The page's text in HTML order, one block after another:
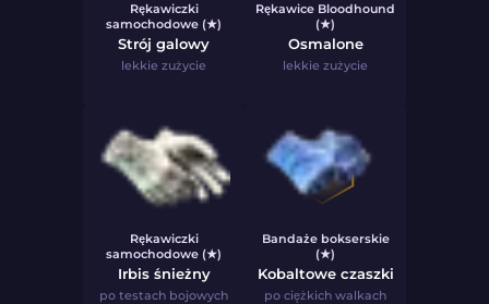
Rękawiczki
samochodowe (★)
Strój galowy
lekkie zużycie
Rękawice Bloodhound
(★)
Osmalone
lekkie zużycie
Rękawiczki
samochodowe (★)
Irbis śnieżny
po testach bojowych
Bandaże bokserskie
(★)
Kobaltowe czaszki
po ciężkich walkach